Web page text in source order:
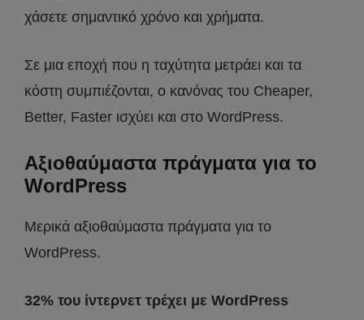
χάσετε σημαντικό χρόνο και χρήματα.
Σε μια εποχή που η ταχύτητα μετράει και τα
κόστη συμπιέζονται, ο κανόνας του Cheaper,
Better, Faster ισχύει και στο WordPress.
Αξιοθαύμαστα πράγματα για το
WordPress
Μερικά αξιοθαύμαστα πράγματα για το
WordPress.
32% του ίντερνετ τρέχει με WordPress